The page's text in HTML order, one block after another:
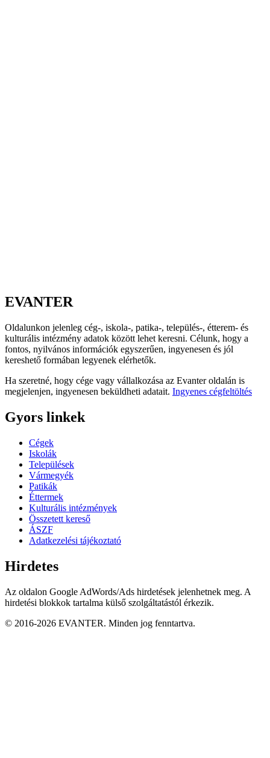
EVANTER
Oldalunkon jelenleg cég-, iskola-, patika-, település-, étterem- és
kulturális intézmény adatok között lehet keresni. Célunk, hogy a
fontos, nyilvános információk egyszerűen, ingyenesen és jól
kereshető formában legyenek elérhetők.
Ha szeretné, hogy cége vagy vállalkozása az Evanter oldalán is
megjelenjen, ingyenesen beküldheti adatait. Ingyenes cégfeltöltés
Gyors linkek
Cégek
Iskolák
Települések
Vármegyék
Patikák
Éttermek
Kulturális intézmények
Összetett kereső
ÁSZF
Adatkezelési tájékoztató
Hirdetes
Az oldalon Google AdWords/Ads hirdetések jelenhetnek meg. A
hirdetési blokkok tartalma külső szolgáltatástól érkezik.
© 2016-2026 EVANTER. Minden jog fenntartva.